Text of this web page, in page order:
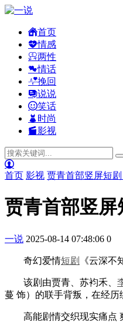
首页
情感
两性
情话
挽回
说说
笑话
时尚
影视
首页 影视 贾青首部竖屏短
贾青首部竖
一说 2025-08-14 07:48:06 0
奇幻爱情短剧 《云深不
该剧由贾青、苏袀禾、
蔓 饰）的联手背叛，在经
高能剧情交织现实痛点